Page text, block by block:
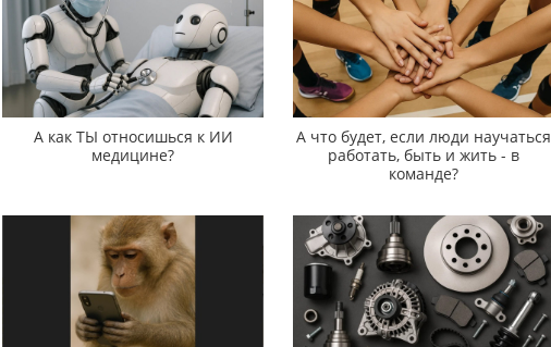
А как ТЫ относишься к ИИ
медицине?
А что будет, если люди научаться
работать, быть и жить - в
команде?